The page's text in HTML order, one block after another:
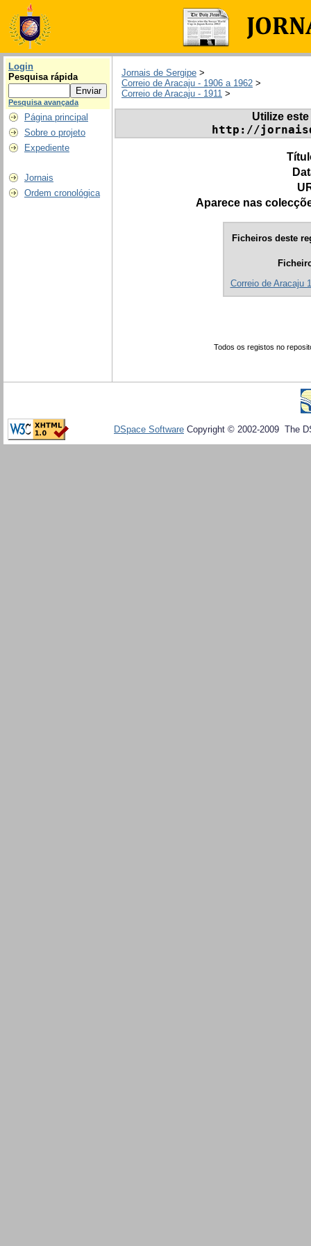
Login
Pesquisa rápida
Pesquisa avançada
Página principal
Sobre o projeto
Expediente
Jornais
Ordem cronológica
Jornais de Sergipe >
Correio de Aracaju - 1906 a 1962 >
Correio de Aracaju - 1911 >
Utilize
http://
Aparece nas
Ficheiros deste
Correio de Aracaju
Todos os registos no
DSpace Software Copyright © 2002-2009 The